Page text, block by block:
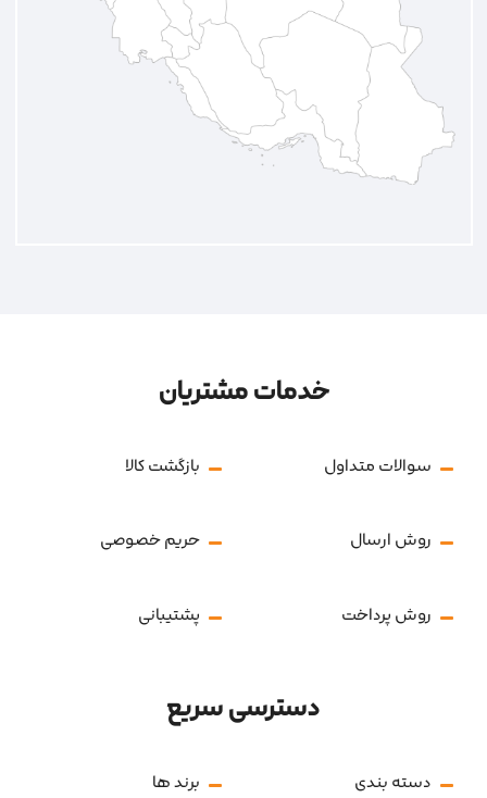
خدمات مشتریان
سوالات متداول بازگشت کالا
روش ارسال حریم خصوصی
روش پرداخت پشتیبانی
دسترسی سریع
دسته بندی برند ها